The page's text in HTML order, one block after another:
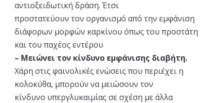
αντιοξειδωτική δράση. Έτσι
προστατεύουν τον οργανισμό από την εμφάνιση
διάφορων μορφών καρκίνου όπως του προστάτη
και του παχέος εντέρου
– Μειώνει τον κίνδυνο εμφάνισης διαβήτη.
Χάρη στις φαινολικές ενώσεις που περιέχει η
κολοκύθα, μπορούν να μειώσουν τον
κίνδυνο υπεργλυκαιμίας σε σχέση με άλλα